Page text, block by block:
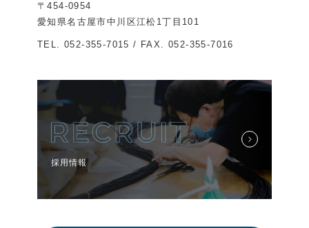
〒454-0954
愛知県名古屋市中川区江松1丁目101
TEL. 052-355-7015 / FAX. 052-355-7016
採用情報